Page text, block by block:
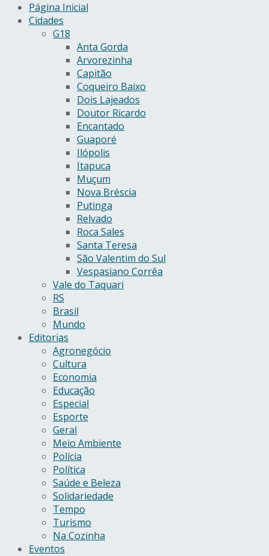
Página Inicial
Cidades
G18
Anta Gorda
Arvorezinha
Capitão
Coqueiro Baixo
Dois Lajeados
Doutor Ricardo
Encantado
Guaporé
Ilópolis
Itapuca
Muçum
Nova Bréscia
Putinga
Relvado
Roca Sales
Santa Teresa
São Valentim do Sul
Vespasiano Corrêa
Vale do Taquari
RS
Brasil
Mundo
Editorias
Agronegócio
Cultura
Economia
Educação
Especial
Esporte
Geral
Meio Ambiente
Polícia
Política
Saúde e Beleza
Solidariedade
Tempo
Turismo
Na Cozinha
Eventos